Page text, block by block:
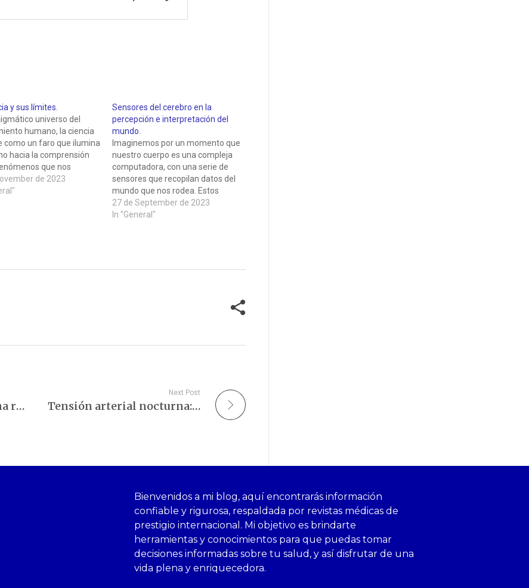
y sus límites.
universo del
humano, la ciencia
como un faro que ilumina
hacia la comprensión
que nos
embargo, incluso esta
límites en su
de 2023
Sensores del cerebro en la
percepción e interpretación del
mundo.
Imaginemos por un momento que
nuestro cuerpo es una compleja
computadora, con una serie de
sensores que recopilan datos del
mundo que nos rodea. Estos
sensores incluyen nuestros ojos,
oídos, nariz, lengua y piel, cada
27 de September de 2023
In "General"
Factores Yamanaka: Una revolución en la biología celular
Next Post
Tensión arterial nocturna: Un indicador de salud cardiovascular.
Bienvenidos a mi blog, aquí encontrarás información
confiable y rigurosa, respaldada por revistas médicas de
prestigio internacional. Mi objetivo es brindarte
herramientas y conocimientos para que puedas tomar
decisiones informadas sobre tu salud, y así disfrutar de una
vida plena y enriquecedora.